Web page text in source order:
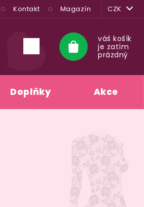
Kontakt Magazín CZK
Nákupní
košík
váš košík
je zatím
prázdný
Doplňky Akce